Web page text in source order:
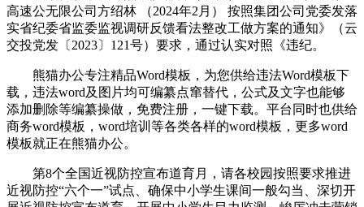
高速公无限公司方绍林 （2024年2月） 按照集团公司党委发落
实省纪委省监委监视调研反馈看法整改工做方案的通知》（云
交投党发〔2023〕121号）要求，通过认实对照《违纪。
熊猫办公专注精品Word模板，为您供给违法Word模板下
载，违法word及图片均可编纂点窜替代，公式及文字也能够
添加删除等编纂操做，免费注册，一键下载。平台同时也供给
商务word模板，word培训等各类各样的word模板，更多word
模板就正在熊猫办公。
第8个全国近视防控宣布道育月，请各校园按照要求推进
近视防控“六个一”试点、确保中小学生课间一般勾当、深切开